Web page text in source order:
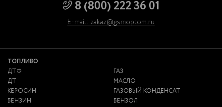
8 (800) 222 36 01
E-mail: zakaz@gsmoptom.ru
ТОПЛИВО
ДТФ
ДТ
КЕРОСИН
БЕНЗИН
ГАЗ
МАСЛО
ГАЗОВЫЙ КОНДЕНСАТ
БЕНЗОЛ